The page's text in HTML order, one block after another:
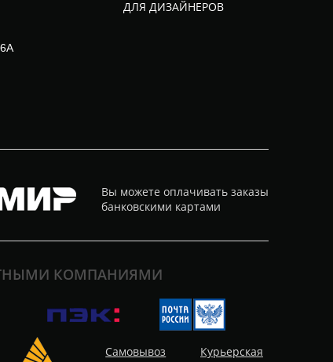
ДЛЯ ДИЗАЙНЕРОВ
Вы можете оплачивать заказы
банковскими картами
КОМПАНИЯМИ
Самовывоз
Курьерская